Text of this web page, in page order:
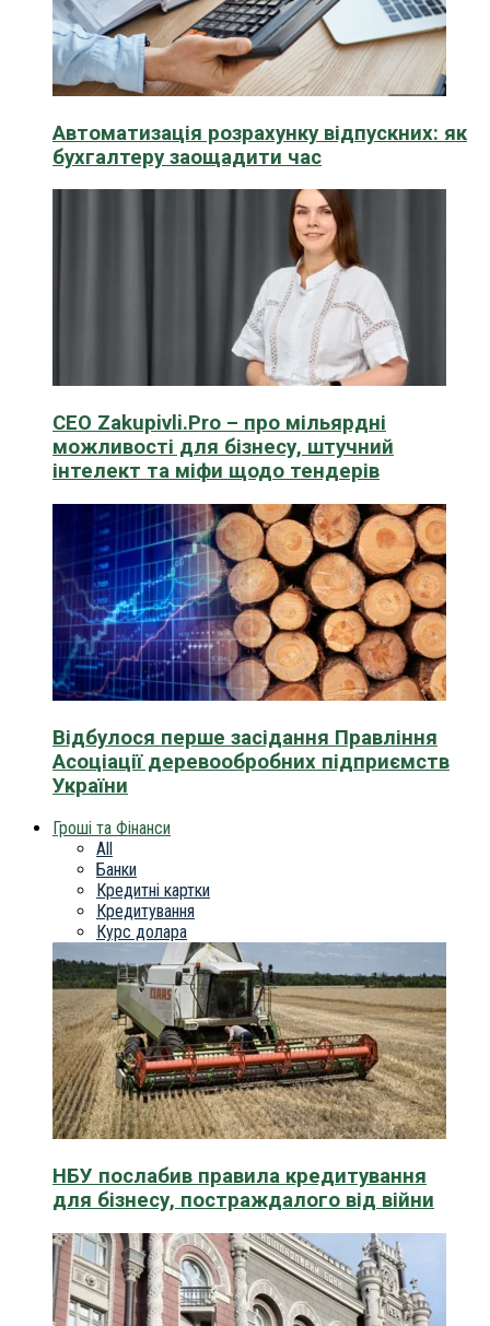
Автоматизація розрахунку відпускних: як
бухгалтеру заощадити час
CEO Zakupivli.Pro – про мільярдні
можливості для бізнесу, штучний
інтелект та міфи щодо тендерів
Відбулося перше засідання Правління
Асоціації деревообробних підприємств
України
Гроші та Фінанси
All
Банки
Кредитні картки
Кредитування
Курс долара
НБУ послабив правила кредитування
для бізнесу, постраждалого від війни